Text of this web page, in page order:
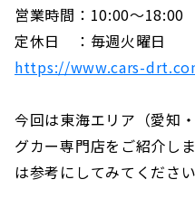
営業時間：10:00〜18:00
定休日 ：毎週火曜日
https://www.cars-
今回は東海エリア（愛知
グカー専門店をご紹介し
は参考にしてみてください